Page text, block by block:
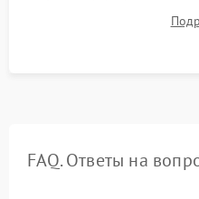
для контроля
системы под
FAQ. Ответы на